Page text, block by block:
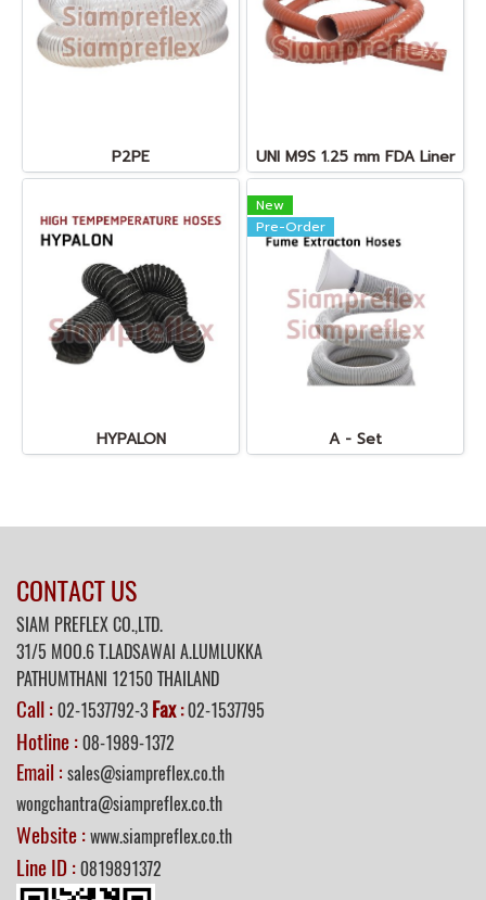
P2PE UNI M9S 1.25 mm FDA Liner
HYPALON
New
Pre-Order
A - Set
CONTACT US
SIAM PREFLEX CO.,LTD.
31/5 MOO.6 T.LADSAWAI A.LUMLUKKA
PATHUMTHANI 12150 THAILAND
Call :02-1537792-3 Fax:02-1537795
Hotline :08-1989-1372
Email : sales@siampreflex.co.th
wongchantra@siampreflex.co.th
Website :www.siampreflex.co.th
Line ID :0819891372